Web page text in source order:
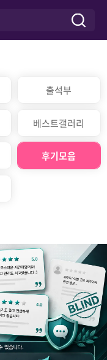
출석부
베스트갤러리
후기모음